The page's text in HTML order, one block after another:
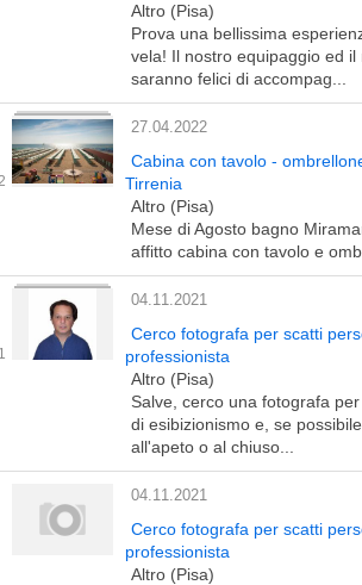
Altro (Pisa)
Prova una bellissima
vela! Il nostro equipaggio ed il
saranno felici di accompag...
27.04.2022
Cabina con tavolo -
Tirrenia
Altro (Pisa)
Mese di Agosto bagno
affitto cabina con tavolo e
04.11.2021
Cerco fotografa per scatti
professionista
Altro (Pisa)
Salve, cerco una fotografa
di esibizionismo e, se
all'apeto o al chiuso...
04.11.2021
Cerco fotografa per scatti
professionista
Altro (Pisa)